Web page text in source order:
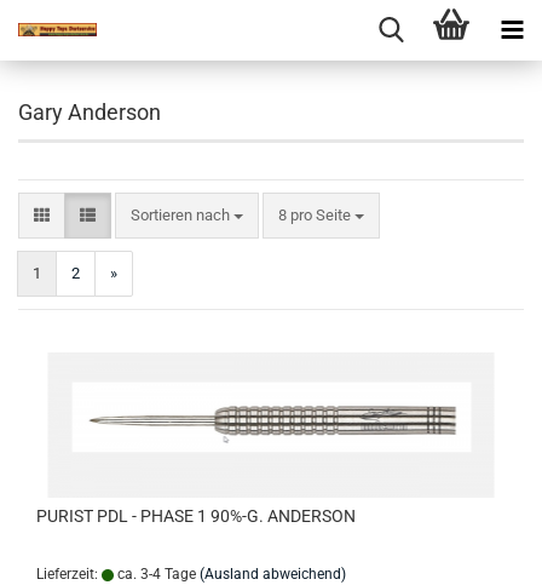
Gary Anderson
Sortieren nach
Sortieren nach 8 pro Seite
pro Seite
1 2 »
PURIST PDL - PHASE 1 90%-G. ANDERSON
Lieferzeit: ca. 3-4 Tage (Ausland abweichend)